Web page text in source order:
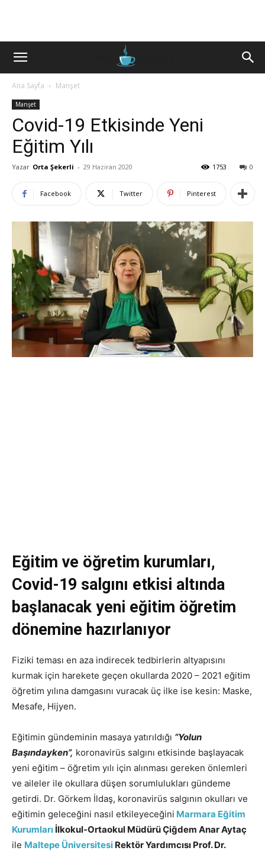
Ana Sayfa Manşet
Manşet
Covid-19 Etkisinde Yeni
Eğitim Yılı
Yazar Orta Şekerli - 29 Haziran 2020 0
1753
Facebook Twitter Pinterest
Eğitim ve öğretim kurumları,
Covid-19 salgını etkisi altında
başlanacak yeni eğitim öğretim
dönemine hazırlanıyor
Fiziki teması en aza indirecek tedbirlerin altyapısını
kurmak için harekete geçen okullarda 2020 – 2021 eğitim
öğretim yılına damgasını vuracak üç ilke ise kesin: Maske,
Mesafe, Hijyen.
Eğitimin gündeminin masaya yatırıldığı “Yolun
Başındayken”, koronavirüs salgını etkisinde başlayacak
yeni eğitim – öğretim yılı için alınması gereken önlemleri
ve aileler ile okullara düşen sorumlulukları gündeme
getirdi. Dr. Görkem İldaş, koronavirüs salgının okulları ve
eğitimin geleceğini nasıl etkileyeceğini Marmara Eğitim
Kurumları İlkokul-Ortaokul Müdürü Çiğdem Anar Aytaç
ile Maltepe Üniversitesi Rektör Yardımcısı Prof. Dr.